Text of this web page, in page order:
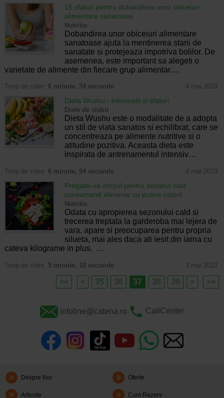
15 sfaturi pentru dobandirea unor obiceiuri
alimentare sanatoase
Nutritie
Dobandirea unor obiceiuri alimentare
sanatoase ajuta la mentinerea starii de
sanatate si protejeaza impotriva bolilor. De
asemenea, este important sa alegeti o
varietate de alimente din fiecare grup alimentar.…
Timp de citire: 6 minute, 54 secunde 4 mai 2023
Dieta Wushu - informatii si sfaturi
Diete de slabit
Dieta Wushu este o modalitate de a adopta
un stil de viata sanatos si echilibrat, care se
concentreaza pe alimente nutritive si o
atitudine pozitiva. Aceasta dieta este
inspirata de antrenamentul intensiv…
Timp de citire: 6 minute, 54 secunde 4 mai 2023
Pregatiti-va corpul pentru sezonul cald
consumand alimente cu putine calorii
Nutritie
Odata cu apropierea sezonului cald si
trecerea treptata la garderoba mai lejera de
vara, apare si preocuparea pentru propria
silueta, mai ales daca ati iesit din iarna cu
cateva kilograme in plus. …
Timp de citire: 5 minute, 18 secunde 3 mai 2023
<< < 35 36 37 38 39 > >>
infoline@catena.ro CallCenter
Despre Noi Oferte
Articole Cum Rezerv